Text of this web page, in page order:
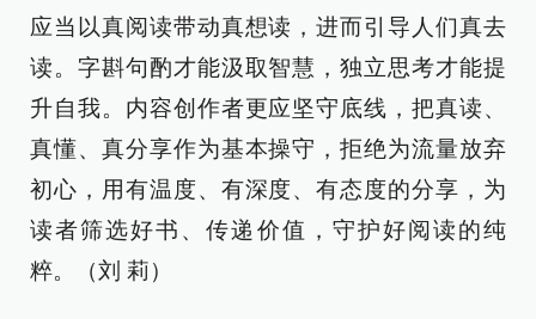
应当以真阅读带动真想读，进而引导人们真去
读。字斟句酌才能汲取智慧，独立思考才能提
升自我。内容创作者更应坚守底线，把真读、
真懂、真分享作为基本操守，拒绝为流量放弃
初心，用有温度、有深度、有态度的分享，为
读者筛选好书、传递价值，守护好阅读的纯
粹。（刘 莉）